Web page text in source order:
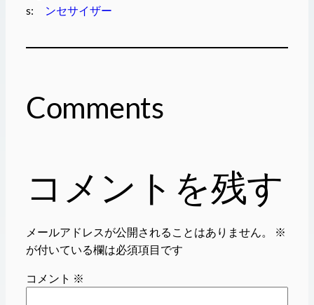
s:
ンセサイザー
Comments
コメントを残す
メールアドレスが公開されることはありません。
※
が付いている欄は必須項目です
コメント ※